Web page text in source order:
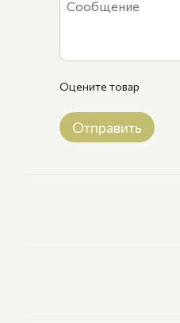
Оцените товар
Отправить